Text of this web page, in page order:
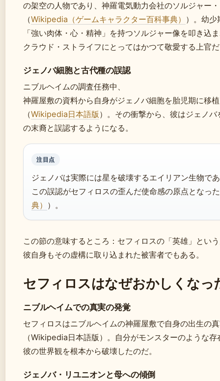
の架空の人物であり、神羅電気動力会社のソルジャー
（Wikipedia（ゲームキャラクター百科事典） ）。幼
「強い肉体・心・精神」を持つソルジャー像を叩き込
クラウド・ストライフにとってはかつて敬愛する上官
ジェノバ細胞と古代種の誤認
ニブルヘイムの調査任務中、
神羅屋敷の資料から自身がジェノバ細胞を胎児期に移
（Wikipedia日本語版 ）。その衝撃から、彼はジェノ
の末裔と誤認するようになる。
注目点
ジェノバは実際には星を破壊するエイリアン生物で
この誤認がセフィロスの歪んだ使命感の原点となっ
典） ）。
この節の意味するところ：セフィロスの「英雄」とい
彼自身もその虚構に取り込まれた被害者でもある。
セフィロスはなぜおかしくなっ
ニブルヘイムでの真実の発覚
セフィロスはニブルヘイムの神羅屋敷で自身の出生の
（Wikipedia日本語版）。自分がモンスターのような
彼の世界観を根本から破壊したのだ。
ジェノバ・リユニオンと母への傾倒